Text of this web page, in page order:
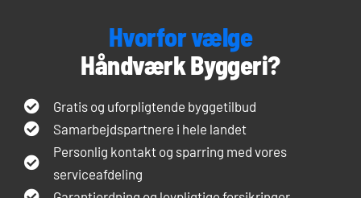
Hvorfor vælge
Håndværk Byggeri?
Gratis og uforpligtende byggetilbud
Samarbejdspartnere i hele landet
Personlig kontakt og sparring med vores
serviceafdeling